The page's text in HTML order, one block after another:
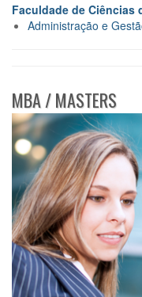
Faculdade de Ciências
Administração e
MBA / MASTERS